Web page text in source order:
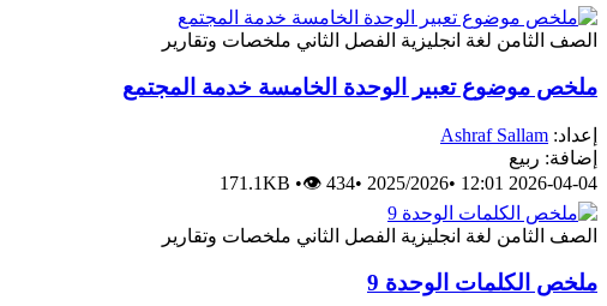
الصف الثامن لغة انجليزية الفصل الثاني ملخصات وتقارير
ملخص موضوع تعبير الوحدة الخامسة خدمة المجتمع
إعداد: Ashraf Sallam
إضافة: ربيع
2026-04-04 12:01
•
2025/2026
•
171.1KB •👁 434
الصف الثامن لغة انجليزية الفصل الثاني ملخصات وتقارير
ملخص الكلمات الوحدة 9